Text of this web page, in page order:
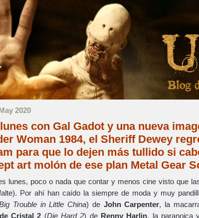
2020
con Gal Gadot y una nueva
Woman 1984, el Sheriff Dewey
para que lo dejen más tullido si
art molón de ese plan Metal Gear
lunes, poco o nada que contar y menos cine visto que
Por ahí han caído la siempre de moda y muy
Trouble in Little China) de John Carpenter, la
Cristal 2 (Die Hard 2) de Renny Harlin, la paranoica